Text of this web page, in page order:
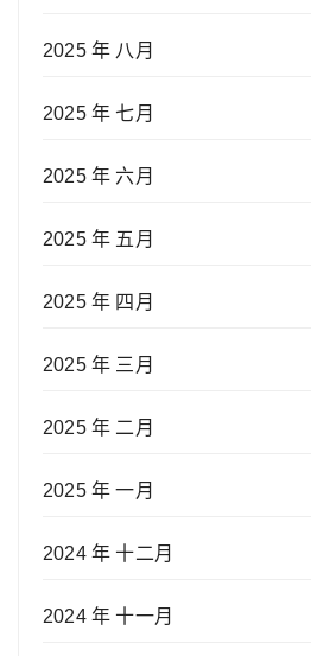
2025 年 八月
2025 年 七月
2025 年 六月
2025 年 五月
2025 年 四月
2025 年 三月
2025 年 二月
2025 年 一月
2024 年 十二月
2024 年 十一月